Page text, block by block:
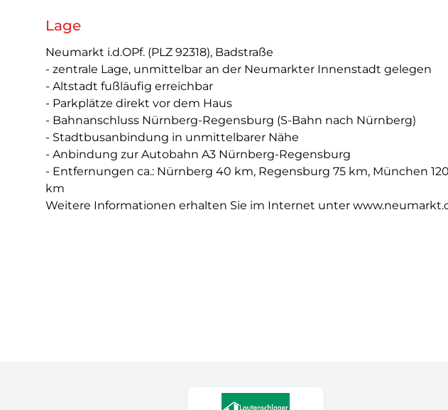
Lage
Neumarkt i.d.OPf. (PLZ 92318), Badstraße
- zentrale Lage, unmittelbar an der Neumarkter Innenstadt gelegen
- Altstadt fußläufig erreichbar
- Parkplätze direkt vor dem Haus
- Bahnanschluss Nürnberg-Regensburg (S-Bahn nach Nürnberg)
- Stadtbusanbindung in unmittelbarer Nähe
- Anbindung zur Autobahn A3 Nürnberg-Regensburg
- Entfernungen ca.: Nürnberg 40 km, Regensburg 75 km, München 120
km
Weitere Informationen erhalten Sie im Internet unter